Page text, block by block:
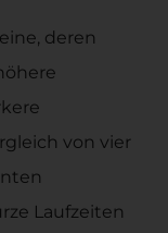
deren
von vier
Laufzeiten